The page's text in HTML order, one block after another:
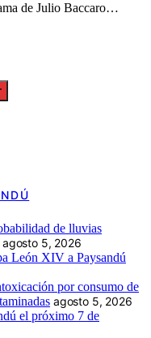
de Julio Baccaro…
de lluvias
agosto 5, 2026
León XIV a Paysandú
por consumo de
agosto 5, 2026
el próximo 7 de